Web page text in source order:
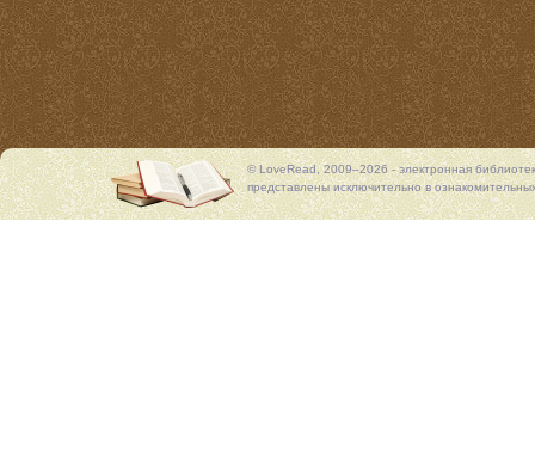
© LoveRead, 2009–2026 - электронная
представлены исключительно в